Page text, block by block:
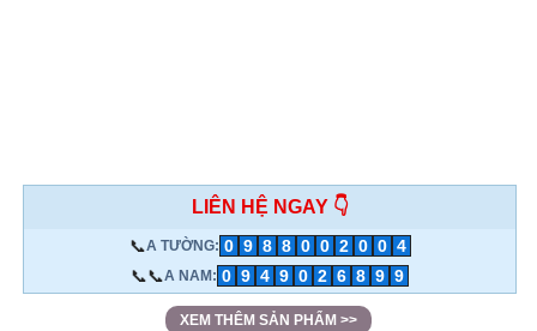
LIÊN HỆ NGAY 👇
📞A TƯỜNG: 0 9 8 8 0 0 2 0 0 4
📞📞A NAM: 0 9 4 9 0 2 6 8 9 9
XEM THÊM SẢN PHẨM >>